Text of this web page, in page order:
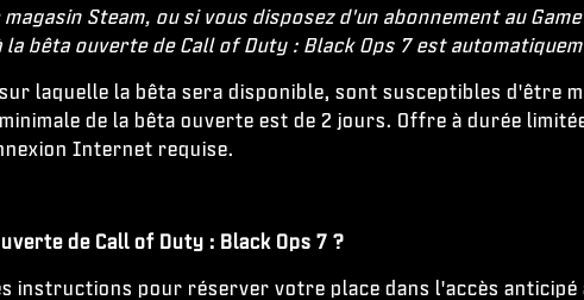
Steam, ou si vous disposez d'un abonnement au Game
bêta ouverte de Call of Duty : Black Ops 7 est
laquelle la bêta sera disponible, sont susceptibles d'être
de la bêta ouverte est de 2 jours. Offre à durée
Internet requise.
de Call of Duty : Black Ops 7 ?
pour réserver votre place dans l'accès anticipé